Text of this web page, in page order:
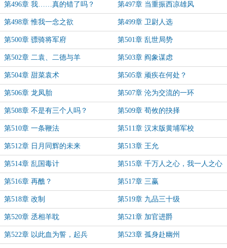
第496章 我……真的错了吗？ 第497章 当重振西凉雄风
第498章 惟我一念之欲 第499章 卫尉人选
第500章 骠骑将军府 第501章 乱世局势
第502章 二袁、二德与羊 第503章 阎象谋虑
第504章 甜菜袁术 第505章 顽疾在何处？
第506章 龙凤胎 第507章 沦为交流的一环
第508章 不是有三个人吗？ 第509章 荀攸的抉择
第510章 一条鞭法 第511章 汉末版黄埔军校
第512章 日月同辉的未来 第513章 王允
第514章 乱国毒计 第515章 千万人之心，我一人之心
第516章 再醮？ 第517章 三赢
第518章 改制 第519章 九品三十级
第520章 丞相羊耽 第521章 加官进爵
第522章 以此血为誓，起兵 第523章 孤身赴幽州